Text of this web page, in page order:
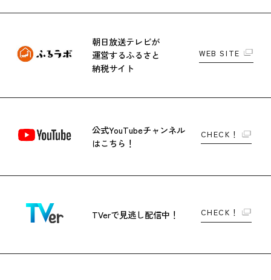
朝日放送テレビが
運営するふるさと
納税サイト
WEB SITE
公式YouTubeチャンネル
はこちら！
CHECK！
TVerで見逃し配信中！ CHECK！